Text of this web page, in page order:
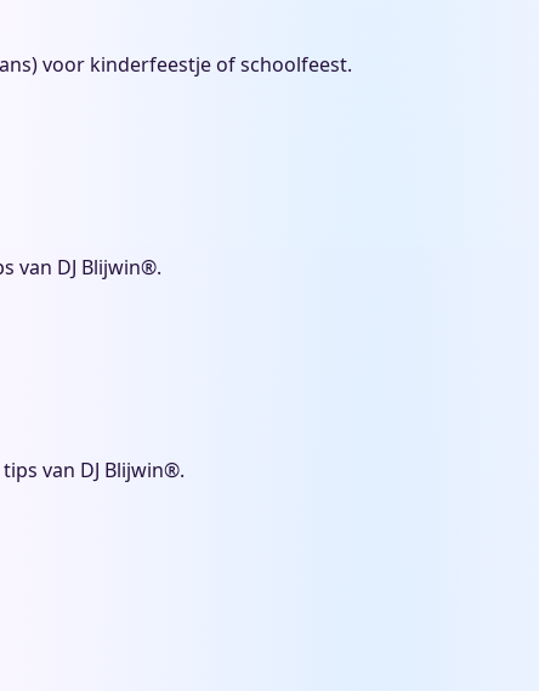
voor kinderfeestje of schoolfeest.
van DJ Blijwin®.
van DJ Blijwin®.